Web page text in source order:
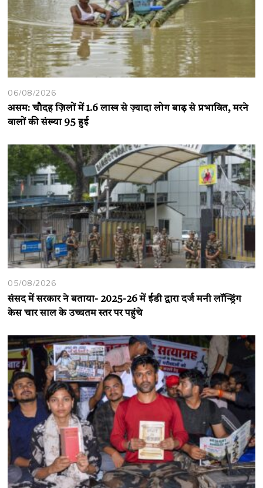
06/08/2026
असम: चौदह ज़िलों में 1.6 लाख से ज़्यादा लोग बाढ़ से प्रभावित, मरने
वालों की संख्या 95 हुई
05/08/2026
संसद में सरकार ने बताया- 2025-26 में ईडी द्वारा दर्ज मनी लॉन्ड्रिंग
केस चार साल के उच्चतम स्तर पर पहुंचे